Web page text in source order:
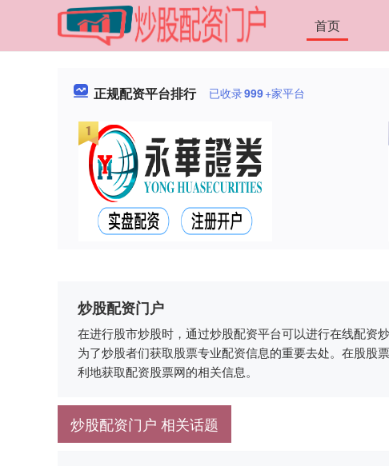
首页
正规配资平台排行 已收录999+家平台
炒股配资门户
在进行股市炒股时，通过炒股配资平台可以进行在线配资
为了炒股者们获取股票专业配资信息的重要去处。在股股
利地获取配资股票网的相关信息。
炒股配资门户 相关话题